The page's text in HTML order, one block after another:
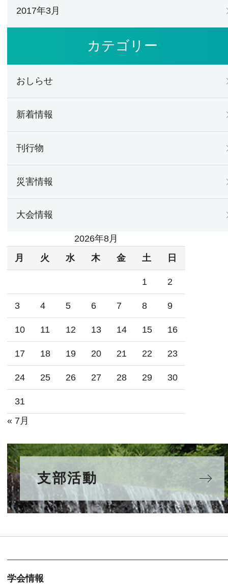
2017年3月
カテゴリー
おしらせ
新着情報
刊行物
災害情報
大会情報
2026年8月
月
火 水 木 金 土 日
1 2
3 4 5 6 7 8 9
10 11 12 13 14 15 16
17 18 19 20 21 22 23
24 25 26 27 28 29 30
31
« 7月
支部活動
学会情報